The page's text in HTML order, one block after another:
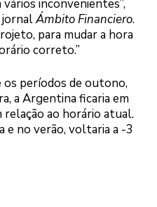
inconvenientes”,
jornalÁmbito Financiero.
para mudar a hora
correto.”
períodos de outono,
a Argentina ficaria em
relação ao horário atual.
e no verão, voltaria a -3